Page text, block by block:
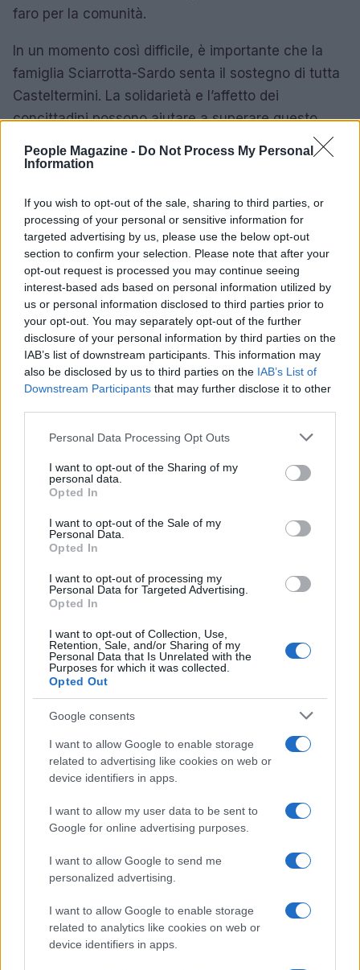
People Magazine - Do Not Process My Personal
Information
If you wish to opt-out of the sale, sharing to third parties, or
processing of your personal or sensitive information for
targeted advertising by us, please use the below opt-out
section to confirm your selection. Please note that after your
opt-out request is processed you may continue seeing
interest-based ads based on personal information utilized by
us or personal information disclosed to third parties prior to
your opt-out. You may separately opt-out of the further
disclosure of your personal information by third parties on the
IAB’s list of downstream participants. This information may
also be disclosed by us to third parties on the IAB’s List of
Downstream Participants that may further disclose it to other
Please note that this website/app uses one or more Google
not limited to your visit or usage behaviour. You may click to
grant or deny consent to Google and its third-party tags to
use your data for below specified purposes in below Google
consent section.
Personal Data Processing Opt Outs
I want to opt-out of the Sharing of my
personal data.
Opted In
I want to opt-out of the Sale of my
Personal Data.
Opted In
I want to opt-out of processing my
Personal Data for Targeted Advertising.
Opted In
I want to opt-out of Collection, Use,
Retention, Sale, and/or Sharing of my
Personal Data that Is Unrelated with the
Purposes for which it was collected.
Opted Out
Google consents
I want to allow Google to enable storage
related to advertising like cookies on web or
device identifiers in apps.
I want to allow my user data to be sent to
Google for online advertising purposes.
I want to allow Google to send me
personalized advertising.
I want to allow Google to enable storage
related to analytics like cookies on web or
device identifiers in apps.
faro per la comunità.
In un momento così difficile, è importante che la
famiglia Sciarrotta-Sardo senta il sostegno di tutta
Casteltermini. La solidarietà e l’affetto dei
concittadini possono aiutare a superare questo
dolore e a onorare la memoria di un uomo che ha
dedicato la sua vita al bene degli altri.
AUTORE
Cristian Castiglioni
Cristian Castiglioni, veneziano, iniziò come
blogger dopo aver postato una guida sui
bacari e ricevuto centinaia di messaggi: quella
reazione spinse la sua trasformazione in
redattore. Cura contenuti amichevoli e porta in
redazione appunti fotografici di vaporetto e
cicchetti.
Continua a leggere
PEOPLE NEWS